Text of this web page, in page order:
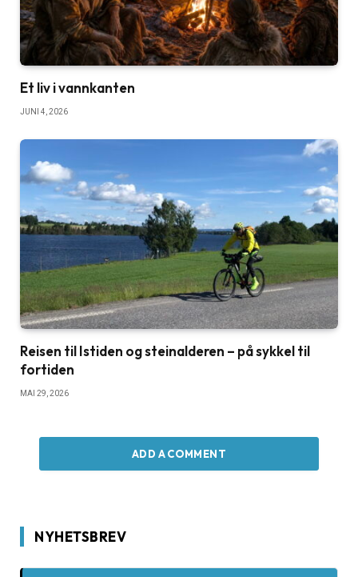
Et liv i vannkanten
JUNI 4, 2026
Reisen til Istiden og steinalderen – på sykkel til
fortiden
MAI 29, 2026
ADD A COMMENT
NYHETSBREV